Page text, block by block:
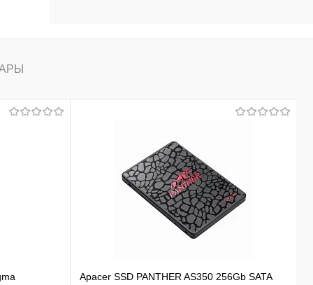
Apacer SSD PANTHER AS350 256Gb SATA